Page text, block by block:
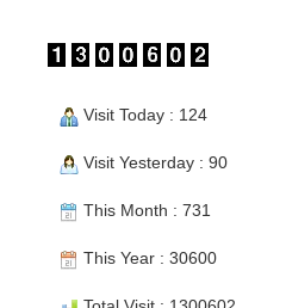
Visit Today : 124
Visit Yesterday : 90
This Month : 731
This Year : 30600